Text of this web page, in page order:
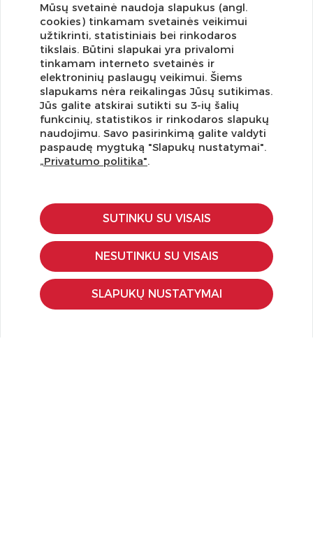
Užsisakykite naujienlaiškį ir pirmi gaukite geriausius
pasiūlymus!
KLIENTŲ APTARNAVIMAS
Pirkimo – pardavimo taisyklės
Pristatymas ir grąžinimas
Apmokėjimo būdai
Kokybės ir saugumo standartai
Privatumo taisyklės
Mūsų svetainė naudoja slapukus (angl.
cookies) tinkamam svetainės veikimui
užtikrinti, statistiniais bei rinkodaros
tikslais. Būtini slapukai yra privalomi
tinkamam interneto svetainės ir
elektroninių paslaugų veikimui. Šiems
slapukams nėra reikalingas Jūsų sutikimas.
Jūs galite atskirai sutikti su 3-ių šalių
funkcinių, statistikos ir rinkodaros slapukų
naudojimu. Savo pasirinkimą galite valdyti
paspaudę mygtuką "Slapukų nustatymai".
„Privatumo politika".
SUTINKU SU VISAIS
NESUTINKU SU VISAIS
SLAPUKŲ NUSTATYMAI